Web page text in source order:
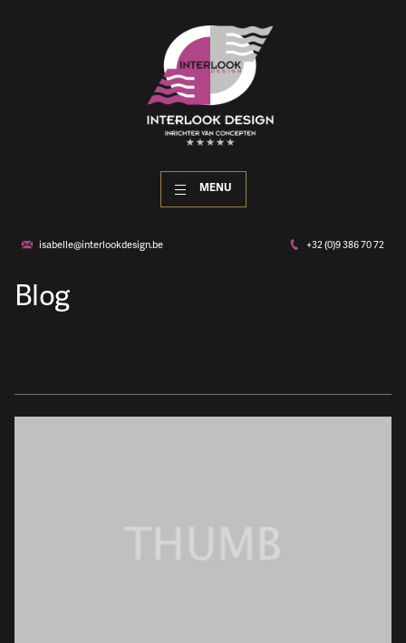
MENU
isabelle@interlookdesign.be +32 (0)9 386 70 72
Blog